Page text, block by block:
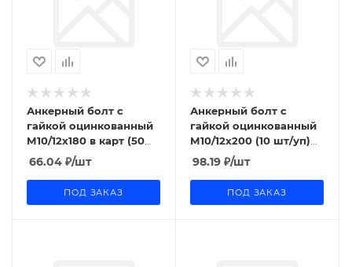
Анкерный болт с
гайкой оцинкованный
М10/12x180 в карт (50
шт/уп) Промрукав
66.04 ₽/шт
ПОД ЗАКАЗ
Анкерный болт с
гайкой оцинкованный
М10/12x200 (10 шт/уп)
Промрукав
98.19 ₽/шт
ПОД ЗАКАЗ